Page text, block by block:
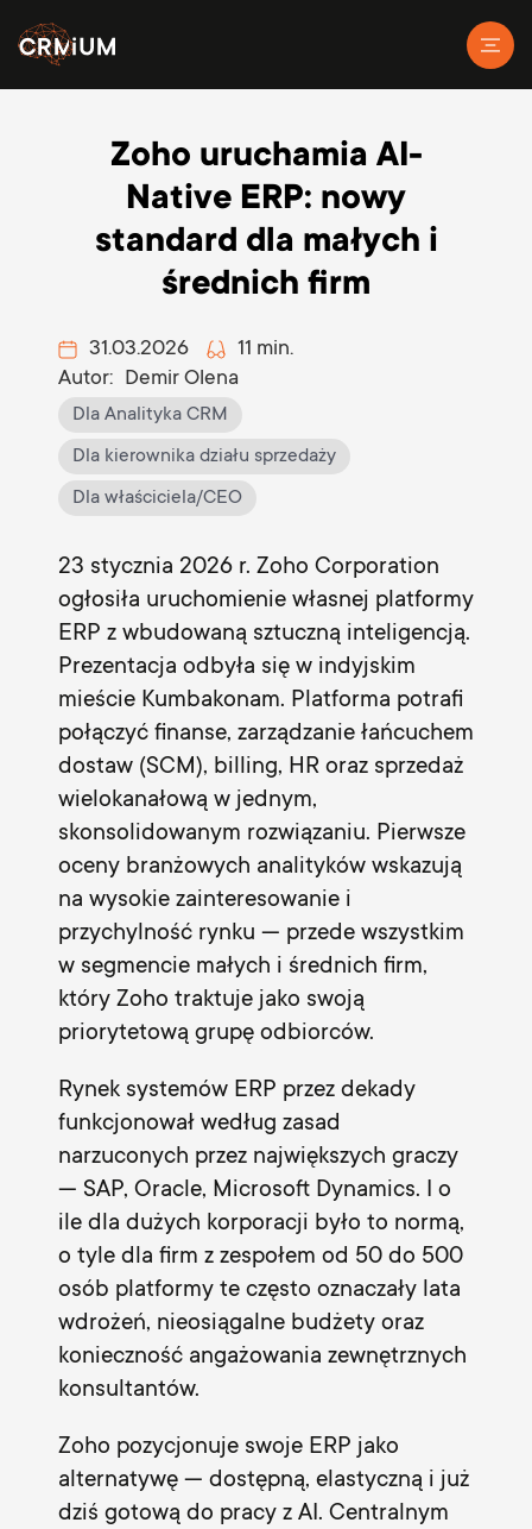
Zoho uruchamia AI-
Native ERP: nowy
standard dla małych i
średnich firm
31.03.2026
11 min.
Autor: Demir Olena
Dla Analityka CRM
Dla kierownika działu sprzedaży
Dla właściciela/CEO
23 stycznia 2026 r. Zoho Corporation
ogłosiła uruchomienie własnej platformy
ERP z wbudowaną sztuczną inteligencją.
Prezentacja odbyła się w indyjskim
mieście Kumbakonam. Platforma potrafi
połączyć finanse, zarządzanie łańcuchem
dostaw (SCM), billing, HR oraz sprzedaż
wielokanałową w jednym,
skonsolidowanym rozwiązaniu. Pierwsze
oceny branżowych analityków wskazują
na wysokie zainteresowanie i
przychylność rynku — przede wszystkim
w segmencie małych i średnich firm,
który Zoho traktuje jako swoją
priorytetową grupę odbiorców.
Rynek systemów ERP przez dekady
funkcjonował według zasad
narzuconych przez największych graczy
— SAP, Oracle, Microsoft Dynamics. I o
ile dla dużych korporacji było to normą,
o tyle dla firm z zespołem od 50 do 500
osób platformy te często oznaczały lata
wdrożeń, nieosiągalne budżety oraz
konieczność angażowania zewnętrznych
konsultantów.
Zoho pozycjonuje swoje ERP jako
alternatywę — dostępną, elastyczną i już
dziś gotową do pracy z AI. Centralnym